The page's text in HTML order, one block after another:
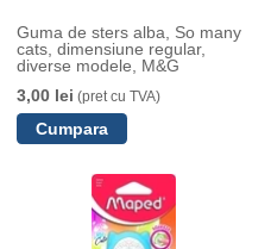
Guma de sters alba, So many
cats, dimensiune regular,
diverse modele, M&G
3,00 lei (pret cu TVA)